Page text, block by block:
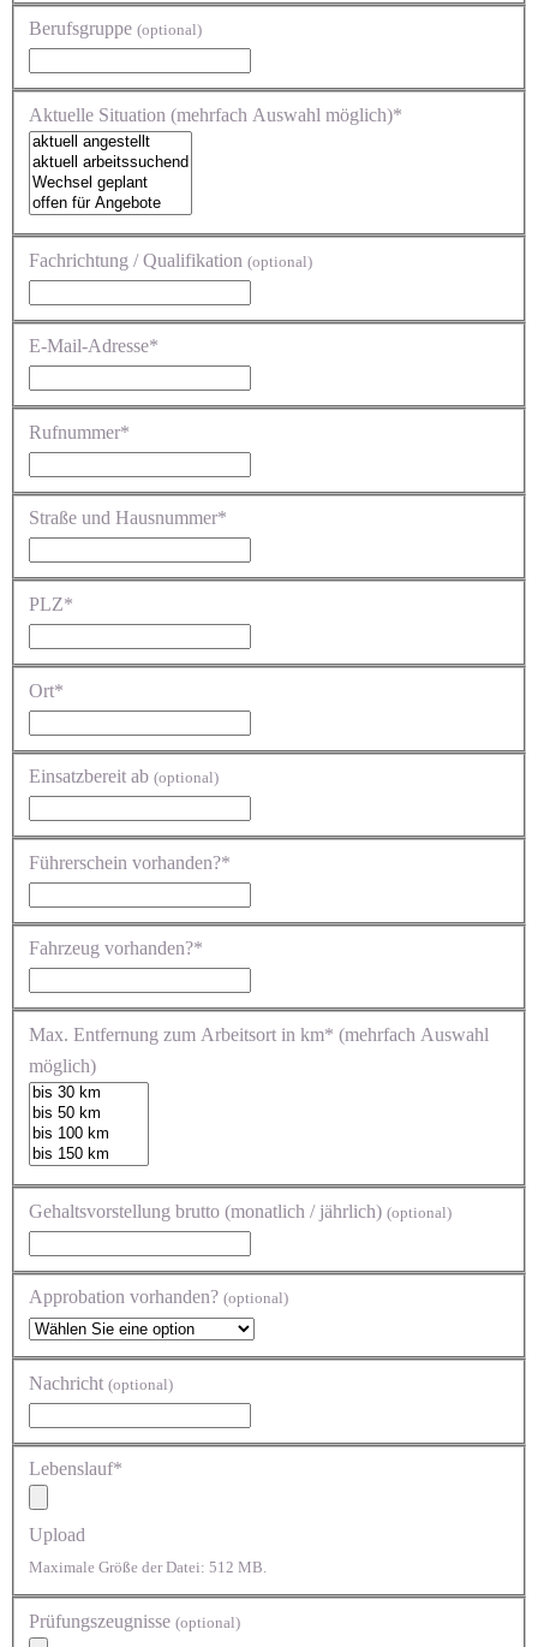
Berufsgruppe (optional)
Aktuelle Situation (mehrfach Auswahl möglich)*
Fachrichtung / Qualifikation (optional)
E-Mail-Adresse*
Rufnummer*
Straße und Hausnummer*
PLZ*
Ort*
Einsatzbereit ab (optional)
Führerschein vorhanden?*
Fahrzeug vorhanden?*
Max. Entfernung zum Arbeitsort in km* (mehrfach Auswahl
möglich)
Gehaltsvorstellung brutto (monatlich / jährlich) (optional)
Approbation vorhanden? (optional)
Nachricht (optional)
Lebenslauf*
Upload
Maximale Größe der Datei: 512 MB.
Prüfungszeugnisse (optional)